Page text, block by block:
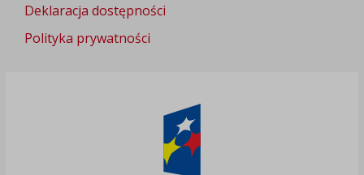
Deklaracja dostępności
Polityka prywatności